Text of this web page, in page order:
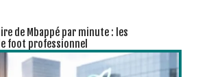
de Mbappé par minute : les
foot professionnel